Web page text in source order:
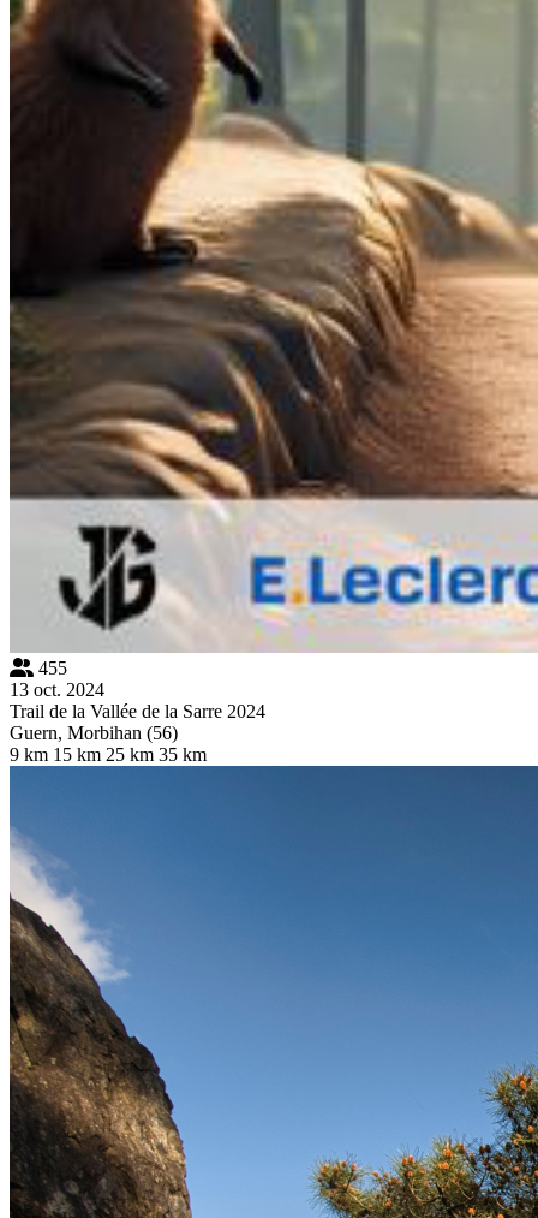
455
13 oct. 2024
Trail de la Vallée de la Sarre 2024
Guern, Morbihan (56)
9 km 15 km 25 km 35 km